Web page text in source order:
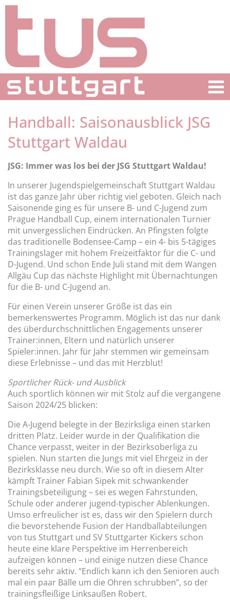
Handball: Saisonausblick JSG
Stuttgart Waldau
JSG: Immer was los bei der JSG Stuttgart Waldau!
In unserer Jugendspielgemeinschaft Stuttgart Waldau
ist das ganze Jahr über richtig viel geboten. Gleich nach
Saisonende ging es für unsere B- und C-Jugend zum
Prague Handball Cup, einem internationalen Turnier
mit unvergesslichen Eindrücken. An Pfingsten folgte
das traditionelle Bodensee-Camp – ein 4- bis 5-tägiges
Trainingslager mit hohem Freizeitfaktor für die C- und
D-Jugend. Und schon Ende Juli stand mit dem Wangen
Allgäu Cup das nächste Highlight mit Übernachtungen
für die B- und C-Jugend an.
Für einen Verein unserer Größe ist das ein
bemerkenswertes Programm. Möglich ist das nur dank
des überdurchschnittlichen Engagements unserer
Trainer:innen, Eltern und natürlich unserer
Spieler:innen. Jahr für Jahr stemmen wir gemeinsam
diese Erlebnisse – und das mit Herzblut!
Sportlicher Rück- und Ausblick
Auch sportlich können wir mit Stolz auf die vergangene
Saison 2024/25 blicken:
Die A-Jugend belegte in der Bezirksliga einen starken
dritten Platz. Leider wurde in der Qualifikation die
Chance verpasst, weiter in der Bezirksoberliga zu
spielen. Nun starten die Jungs mit viel Ehrgeiz in der
Bezirksklasse neu durch. Wie so oft in diesem Alter
kämpft Trainer Fabian Sipek mit schwankender
Trainingsbeteiligung – sei es wegen Fahrstunden,
Schule oder anderer jugend-typischer Ablenkungen.
Umso erfreulicher ist es, dass wir den Spielern durch
die bevorstehende Fusion der Handballabteilungen
von tus Stuttgart und SV Stuttgarter Kickers schon
heute eine klare Perspektive im Herrenbereich
aufzeigen können – und einige nutzen diese Chance
bereits sehr aktiv. “Endlich kann ich den Senioren auch
mal ein paar Bälle um die Ohren schrubben”, so der
trainingsfleißige Linksaußen Robert.